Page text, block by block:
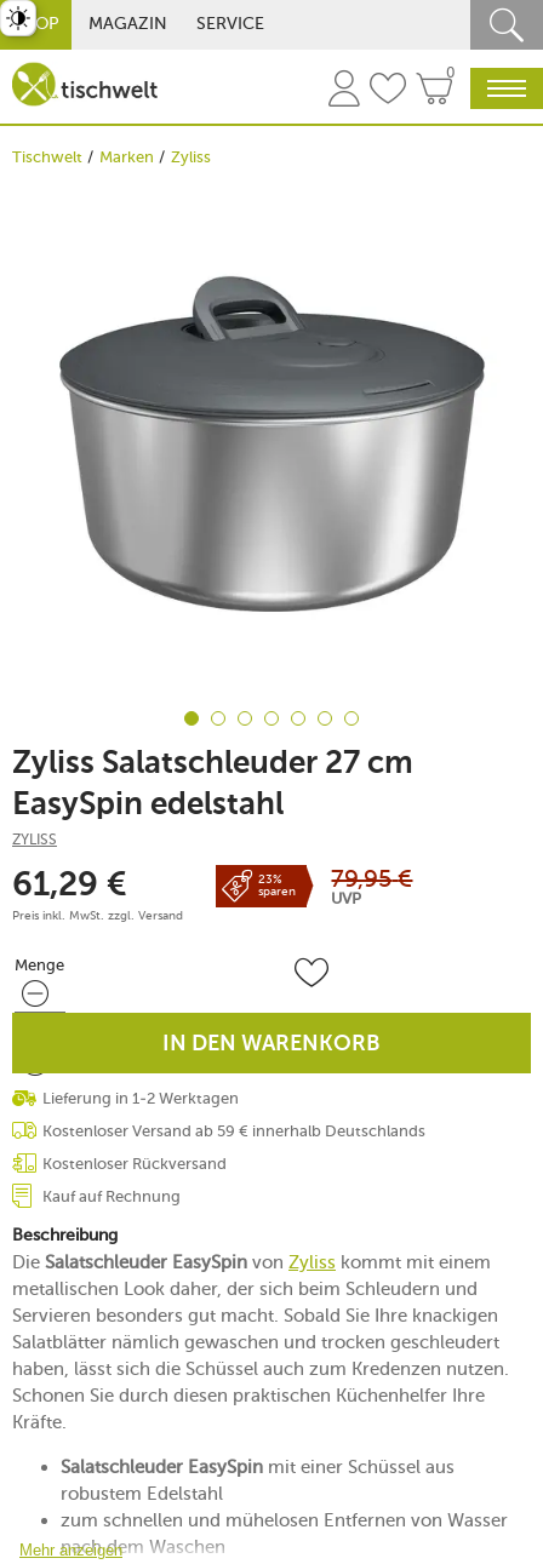
SHOP MAGAZIN SERVICE
0
Tischwelt Marken Zyliss
Zyliss Salatschleuder 27 cm
EasySpin edelstahl
ZYLISS
61,29 €
Preis inkl. MwSt. zzgl. Versand
23%
sparen
79,95 €
UVP
Menge
Menge
IN DEN WARENKORB
Lieferung in 1-2 Werktagen
Kostenloser Versand ab 59 € innerhalb Deutschlands
Kostenloser Rückversand
Kauf auf Rechnung
Beschreibung
Die Salatschleuder EasySpin von Zyliss kommt mit einem
metallischen Look daher, der sich beim Schleudern und
Servieren besonders gut macht. Sobald Sie Ihre knackigen
Salatblätter nämlich gewaschen und trocken geschleudert
haben, lässt sich die Schüssel auch zum Kredenzen nutzen.
Schonen Sie durch diesen praktischen Küchenhelfer Ihre
Kräfte.
Salatschleuder EasySpin mit einer Schüssel aus
robustem Edelstahl
zum schnellen und mühelosen Entfernen von Wasser
nach dem Waschen
Mehr anzeigen
umschalten